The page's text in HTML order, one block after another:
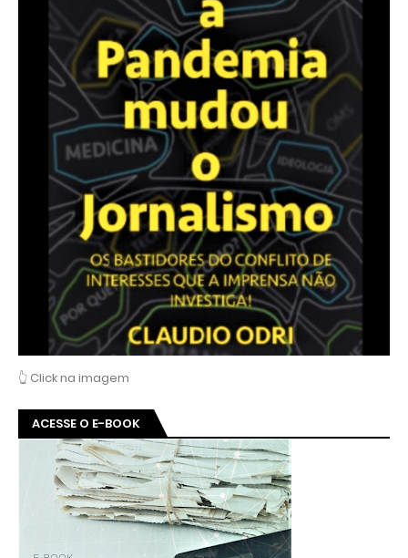
👆 Click na imagem
ACESSE O E-BOOK